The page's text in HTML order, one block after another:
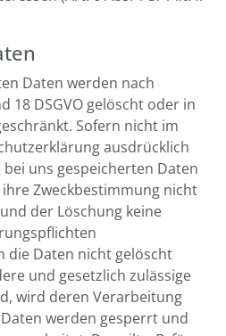
Daten werden nach
18 DSGVO gelöscht oder in
Sofern nicht im
ausdrücklich
uns gespeicherten Daten
Zweckbestimmung nicht
der Löschung keine
die Daten nicht gelöscht
und gesetzlich zulässige
wird deren Verarbeitung
werden gesperrt und